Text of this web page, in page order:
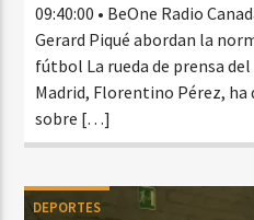
09:40:00 • BeOne Radio
Gerard Piqué abordan la
fútbol La rueda de prensa
Madrid, Florentino Pérez, ha
sobre […]
DEPORTES